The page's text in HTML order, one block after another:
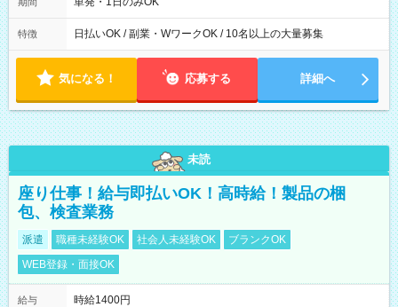
特徴 日払いOK / 副業・WワークOK / 10名以上の大量募集
気になる！ 応募する 詳細へ
未読
座り仕事！給与即払いOK！高時給！製品の梱
包、検査業務
派遣 職種未経験OK 社会人未経験OK
ブランクOK
WEB登録・面接OK
給与
時給1400円